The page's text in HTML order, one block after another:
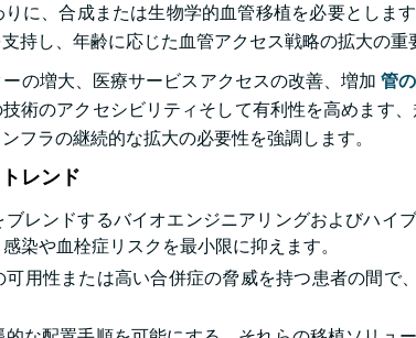
に、合成または生物学的血管移植を必要としま
持し、年齢に応じた血管アクセス戦略の拡大の重
の増大、医療サービスアクセスの改善、増加 管
術のアクセシビリティそして有利性を高めます
フラの継続的な拡大の必要性を強調します。
レンド
レンドするバイオエンジニアリングおよびハイ
染や血栓症リスクを最小限に抑えます。
用性または高い合併症の脅威を持つ患者の間で